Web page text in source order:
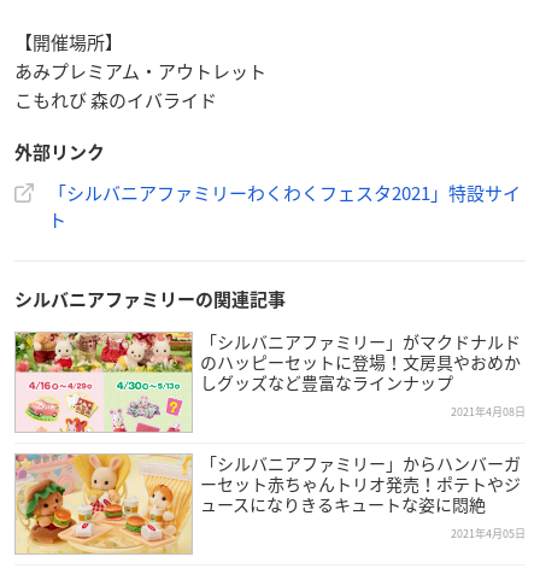
【開催場所】
あみプレミアム・アウトレット
こもれび 森のイバライド
外部リンク
「シルバニアファミリーわくわくフェスタ2021」特設サイ
ト
シルバニアファミリーの関連記事
「シルバニアファミリー」がマクドナルド
のハッピーセットに登場！文房具やおめか
しグッズなど豊富なラインナップ
2021年4月08日
「シルバニアファミリー」からハンバーガ
ーセット赤ちゃんトリオ発売！ポテトやジ
ュースになりきるキュートな姿に悶絶
2021年4月05日